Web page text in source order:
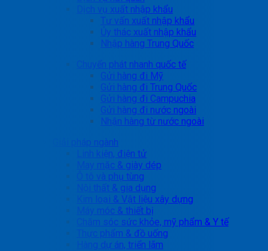
Dịch vụ xuất nhập khẩu
Tư vấn xuất nhập khẩu
Ủy thác xuất nhập khẩu
Nhập hàng Trung Quốc
Chuyển phát nhanh quốc tế
Gửi hàng đi Mỹ
Gửi hàng đi Trung Quốc
Gửi hàng đi Campuchia
Gửi hàng đi nước ngoài
Nhận hàng từ nước ngoài
Giải pháp ngành
Linh kiện, điện tử
May mặc & giày dép
Ô tô và phụ tùng
Nội thất & gia dụng
Kim loại & Vật liệu xây dựng
Máy móc & thiết bị
Chăm sóc sức khỏe, mỹ phẩm & Y tế
Thực phẩm & đồ uống
Hàng dự án, triển lãm